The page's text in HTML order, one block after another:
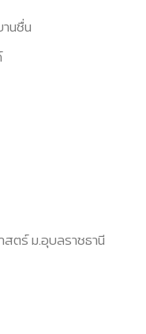
นชื่น
ตร์ ม.อุบลราชธานี